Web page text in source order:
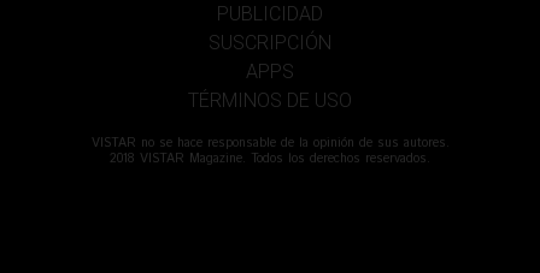
PUBLICIDAD
SUSCRIPCIÓN
APPS
TÉRMINOS DE USO
VISTAR no se hace responsable de la opinión de sus autores.
2018 VISTAR Magazine. Todos los derechos reservados.